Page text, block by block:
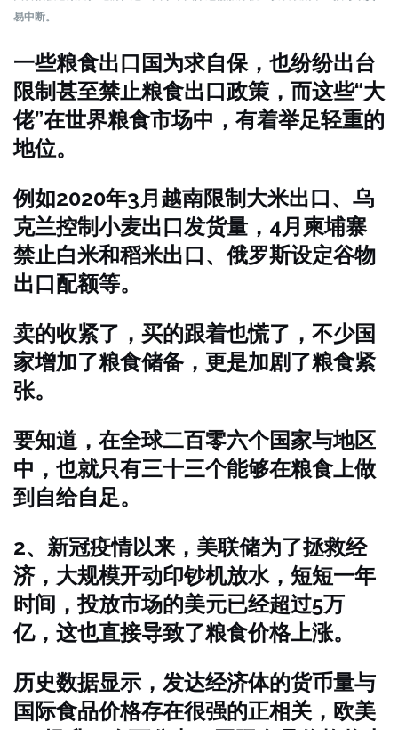
易中断。
一些粮食出口国为求自保，也纷纷出台
限制甚至禁止粮食出口政策，而这些“大
佬”在世界粮食市场中，有着举足轻重的
地位。
例如2020年3月越南限制大米出口、乌
克兰控制小麦出口发货量，4月柬埔寨
禁止白米和稻米出口、俄罗斯设定谷物
出口配额等。
卖的收紧了，买的跟着也慌了，不少国
家增加了粮食储备，更是加剧了粮食紧
张。
要知道，在全球二百零六个国家与地区
中，也就只有三十三个能够在粮食上做
到自给自足。
2、新冠疫情以来，美联储为了拯救经
济，大规模开动印钞机放水，短短一年
时间，投放市场的美元已经超过5万
亿，这也直接导致了粮食价格上涨。
历史数据显示，发达经济体的货币量与
国际食品价格存在很强的正相关，欧美